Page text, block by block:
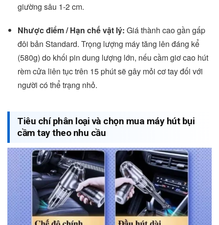
giường sâu 1-2 cm.
Nhược điểm / Hạn chế vật lý: Giá thành cao gần gấp
đôi bản Standard. Trọng lượng máy tăng lên đáng kể
(580g) do khối pin dung lượng lớn, nếu cầm giơ cao hút
rèm cửa liên tục trên 15 phút sẽ gây mỏi cơ tay đối với
người có thể trạng nhỏ.
Tiêu chí phân loại và chọn mua máy hút bụi
cầm tay theo nhu cầu